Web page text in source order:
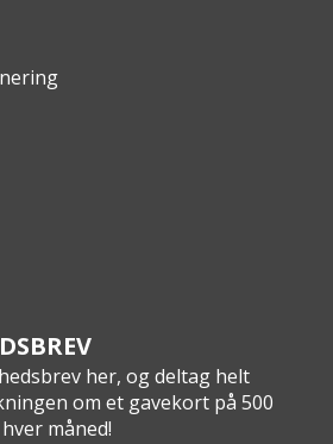
her, og deltag helt
om et gavekort på 500
måned!